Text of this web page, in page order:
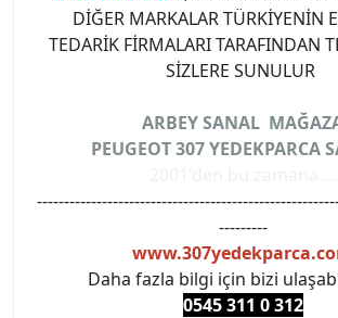
DİĞER MARKALAR TÜRKİYENİN
TEDARİK FİRMALARI TARAFINDAN
SİZLERE SUNULUR
ARBEY SANAL
PEUGEOT 307 YEDEKPARCA
---------
Daha fazla bilgi için bizi
0545 311 0 312